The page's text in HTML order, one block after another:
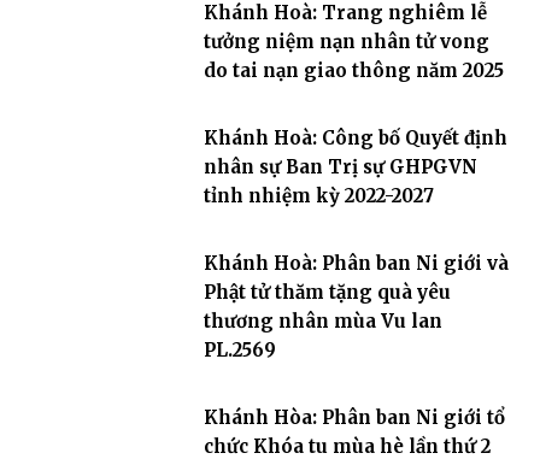
Khánh Hoà: Trang nghiêm lễ
tưởng niệm nạn nhân tử vong
do tai nạn giao thông năm 2025
Khánh Hoà: Công bố Quyết định
nhân sự Ban Trị sự GHPGVN
tỉnh nhiệm kỳ 2022-2027
Khánh Hoà: Phân ban Ni giới và
Phật tử thăm tặng quà yêu
thương nhân mùa Vu lan
PL.2569
Khánh Hòa: Phân ban Ni giới tổ
chức Khóa tu mùa hè lần thứ 2